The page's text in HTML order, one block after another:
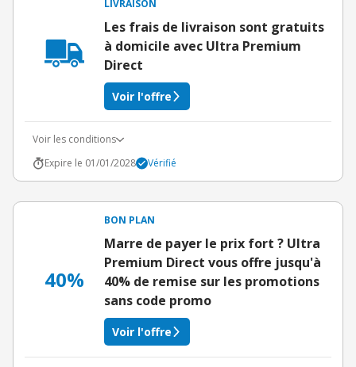
LIVRAISON
Les frais de livraison sont gratuits
à domicile avec Ultra Premium
Direct
Voir l'offre
Voir les conditions
Expire le 01/01/2028
Vérifié
40%
BON PLAN
Marre de payer le prix fort ? Ultra
Premium Direct vous offre jusqu'à
40% de remise sur les promotions
sans code promo
Voir l'offre